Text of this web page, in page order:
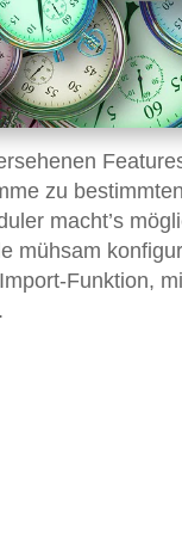
zu
macht’s
mühsam
Funktion,